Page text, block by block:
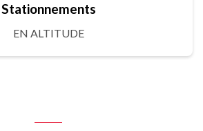
Stationnements
EN ALTITUDE